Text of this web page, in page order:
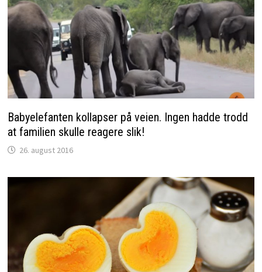
Babyelefanten kollapser på veien. Ingen hadde trodd
at familien skulle reagere slik!
26. august 2016